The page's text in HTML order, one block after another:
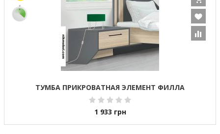
ТУМБА ПРИКРОВАТНАЯ ЭЛЕМЕНТ ФИЛЛА
1 933 грн